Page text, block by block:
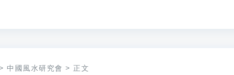
中國風水研究會 > 正文